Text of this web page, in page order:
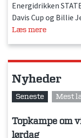
Energidrikken
Davis Cup og Billie
Læs mere
Nyheder
Seneste Mest
Topkampe om
lørdag